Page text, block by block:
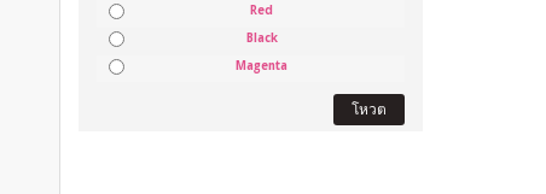
Red
Black
Magenta
โหวต